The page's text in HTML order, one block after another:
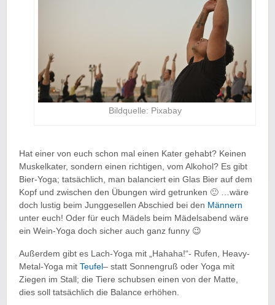
Bildquelle: Pixabay
Hat einer von euch schon mal einen Kater gehabt? Keinen
Muskelkater, sondern einen richtigen, vom Alkohol? Es gibt
Bier-Yoga; tatsächlich, man balanciert ein Glas Bier auf dem
Kopf und zwischen den Übungen wird getrunken 🙂 …wäre
doch lustig beim Junggesellen Abschied bei den Männern
unter euch! Oder für euch Mädels beim Mädelsabend wäre
ein Wein-Yoga doch sicher auch ganz funny 😉
Außerdem gibt es Lach-Yoga mit „Hahaha!“- Rufen, Heavy-
Metal-Yoga mit Teufel– statt Sonnengruß oder Yoga mit
Ziegen im Stall; die Tiere schubsen einen von der Matte,
dies soll tatsächlich die Balance erhöhen.